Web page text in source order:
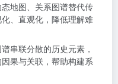
态地图、关系图谱替代传
、直观化，降低理解难
串联分散的历史元素，
果与关联，帮助构建系